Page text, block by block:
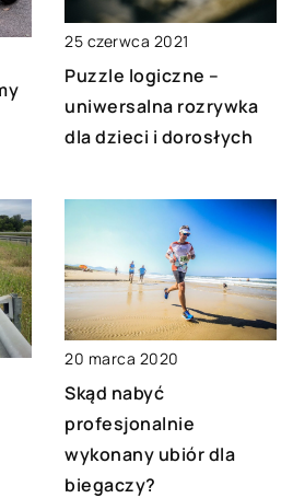
25 czerwca 2021
Puzzle logiczne –
uniwersalna rozrywka
dla dzieci i dorosłych
20 marca 2020
Skąd nabyć
profesjonalnie
wykonany ubiór dla
biegaczy?